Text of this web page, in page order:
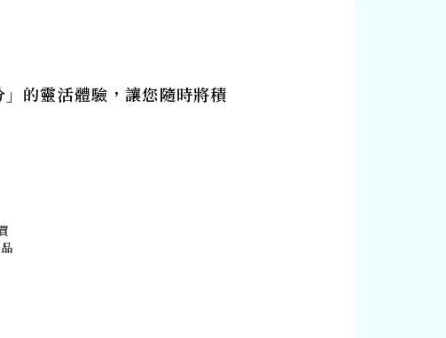
的靈活體驗，讓您隨時將積